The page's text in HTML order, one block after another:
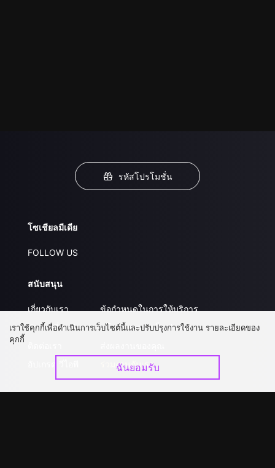
รหัสโปรโมชั่น
โซเชียลมีเดีย
FOLLOW US
สนับสนุน
เกี่ยวกับเรา
คำถามที่พบบ่อย
ข้อกำหนดในการให้บริการ
นโยบายความเป็นส่วนตัว
ร่วมงานกับเรา
เราใช้คุกกี้เพื่อดำเนินการเว็บไซต์นี้และปรับปรุงการใช้งาน รายละเอียดของ
คุกกี้
ฉันยอมรับ